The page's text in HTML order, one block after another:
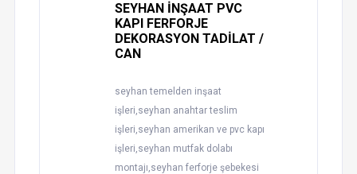
SEYHAN İNŞAAT PVC
KAPI FERFORJE
DEKORASYON TADİLAT /
CAN
seyhan temelden inşaat
işleri,seyhan anahtar teslim
işleri,seyhan amerikan ve pvc kapı
işleri,seyhan mutfak dolabı
montajı,seyhan ferforje şebekesi